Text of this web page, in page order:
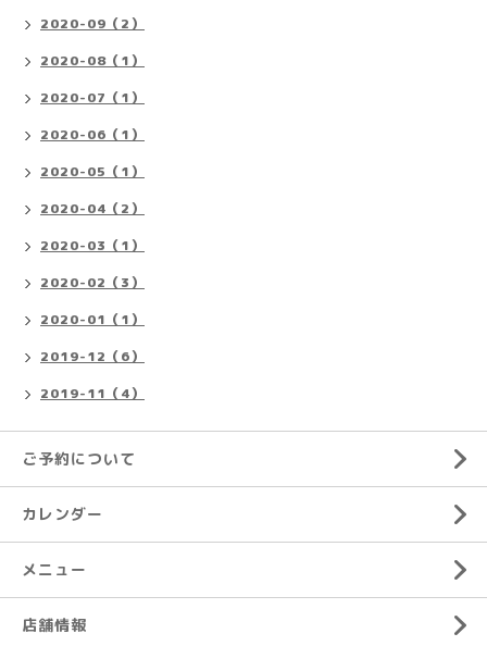
2020-09（2）
2020-08（1）
2020-07（1）
2020-06（1）
2020-05（1）
2020-04（2）
2020-03（1）
2020-02（3）
2020-01（1）
2019-12（6）
2019-11（4）
ご予約について
カレンダー
メニュー
店舗情報